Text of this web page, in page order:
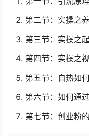
第二节：实操之
第三节：实操之
第四节：实操之
第五节：自热如
第六节：如何通
第七节：创业粉